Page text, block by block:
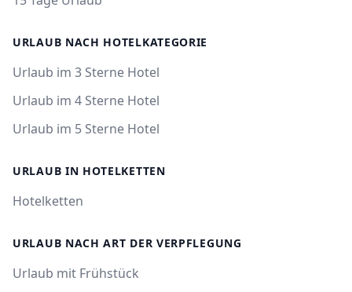
URLAUB NACH HOTELKATEGORIE
Urlaub im 3 Sterne Hotel
Urlaub im 4 Sterne Hotel
Urlaub im 5 Sterne Hotel
URLAUB IN HOTELKETTEN
Hotelketten
URLAUB NACH ART DER VERPFLEGUNG
Urlaub mit Frühstück